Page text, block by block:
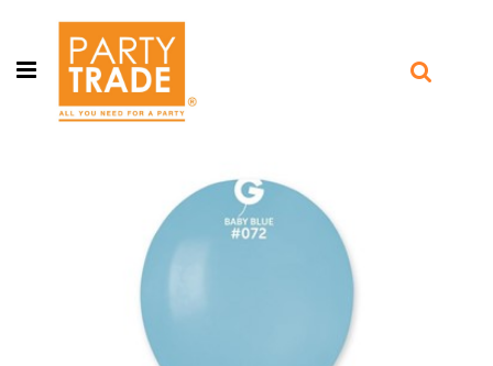
Open menu